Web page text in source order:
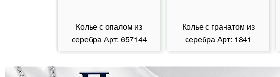
Колье с опалом из
серебра Арт: 657144
Колье с гранатом из
серебра Арт: 1841